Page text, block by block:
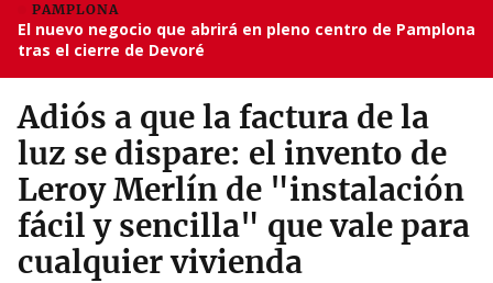
PAMPLONA
El nuevo negocio que abrirá en pleno centro de Pamplona
tras el cierre de Devoré
Adiós a que la factura de la
luz se dispare: el invento de
Leroy Merlín de "instalación
fácil y sencilla" que vale para
cualquier vivienda